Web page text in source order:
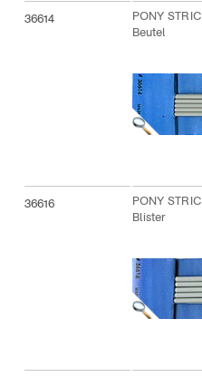
36614
PONY
Beutel
36616
PONY
Blister